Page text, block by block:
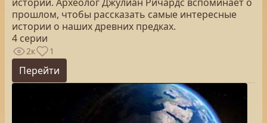
прошлом, чтобы рассказать самые интересные
истории о наших древних предках.
4 серии
2к 1
Перейти